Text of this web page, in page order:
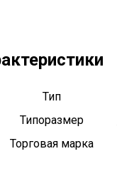
Тип
Типоразмер
Торговая марка